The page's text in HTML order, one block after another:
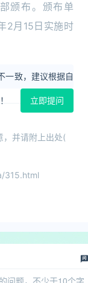
颁布。颁布单
2月15日实施时
一致，建议根据自
立即提问
，并请附上出处(
315.html